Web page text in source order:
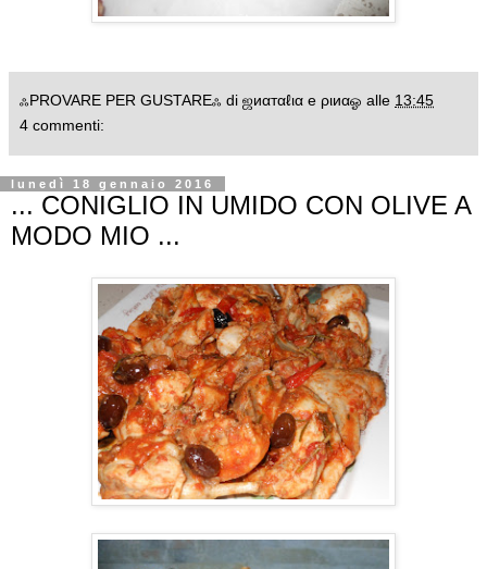
ஃPROVARE PER GUSTAREஃ di ஜиαтαℓια e ριиαஓ alle 13:45
4 commenti:
lunedì 18 gennaio 2016
... CONIGLIO IN UMIDO CON OLIVE A
MODO MIO ...